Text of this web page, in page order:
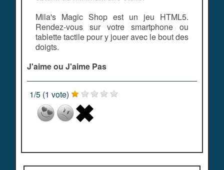
Mila's Magic Shop est un jeu HTML5.
Rendez-vous sur votre smartphone ou
tablette tactile pour y jouer avec le bout des
doigts.
J'aime ou J'aime Pas
1/5 (1 vote)